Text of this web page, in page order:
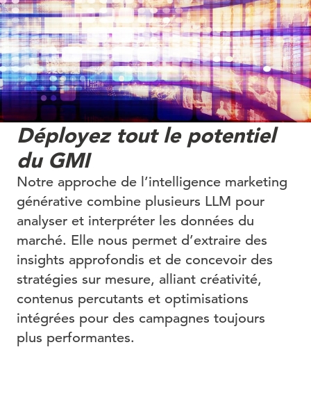
Déployez tout le potentiel
du GMI
Notre approche de l’intelligence marketing
générative combine plusieurs LLM pour
analyser et interpréter les données du
marché. Elle nous permet d’extraire des
insights approfondis et de concevoir des
stratégies sur mesure, alliant créativité,
contenus percutants et optimisations
intégrées pour des campagnes toujours
plus performantes.